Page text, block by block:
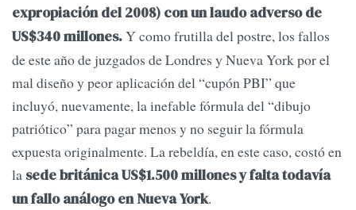
expropiación del 2008) con un laudo adverso de
US$340 millones.Y como frutilla del postre, los fallos
de este año de juzgados de Londres y Nueva York por el
mal diseño y peor aplicación del “cupón PBI” que
incluyó, nuevamente, la inefable fórmula del “dibujo
patriótico” para pagar menos y no seguir la fórmula
expuesta originalmente. La rebeldía, en este caso, costó en
la sede británica US$1.500 millones y falta todavía
un fallo análogo en Nueva York.